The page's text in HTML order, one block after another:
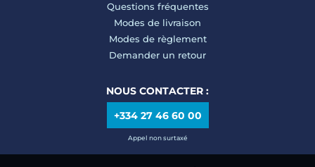
Questions fréquentes
Modes de livraison
Modes de règlement
Demander un retour
NOUS CONTACTER :
+334 27 46 60 00
Appel non surtaxé